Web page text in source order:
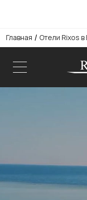
Главная / Отели Rixos в